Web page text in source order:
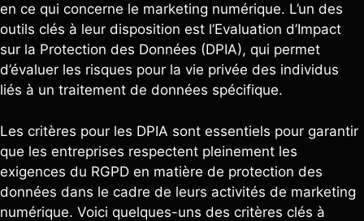
en ce qui concerne le marketing numérique. L’un des
outils clés à leur disposition est l’Evaluation d’Impact
sur la Protection des Données (DPIA), qui permet
d’évaluer les risques pour la vie privée des individus
liés à un traitement de données spécifique.
Les critères pour les DPIA sont essentiels pour garantir
que les entreprises respectent pleinement les
exigences du RGPD en matière de protection des
données dans le cadre de leurs activités de marketing
numérique. Voici quelques-uns des critères clés à